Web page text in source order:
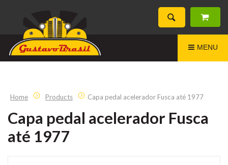
MENU
Home Products Capa pedal acelerador Fusca até 1977
Capa pedal acelerador Fusca
até 1977